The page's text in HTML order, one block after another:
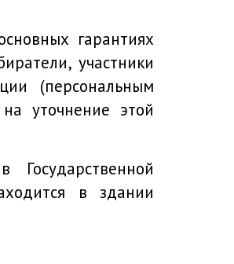
гарантиях
участники
(персональным
уточнение этой
в здании